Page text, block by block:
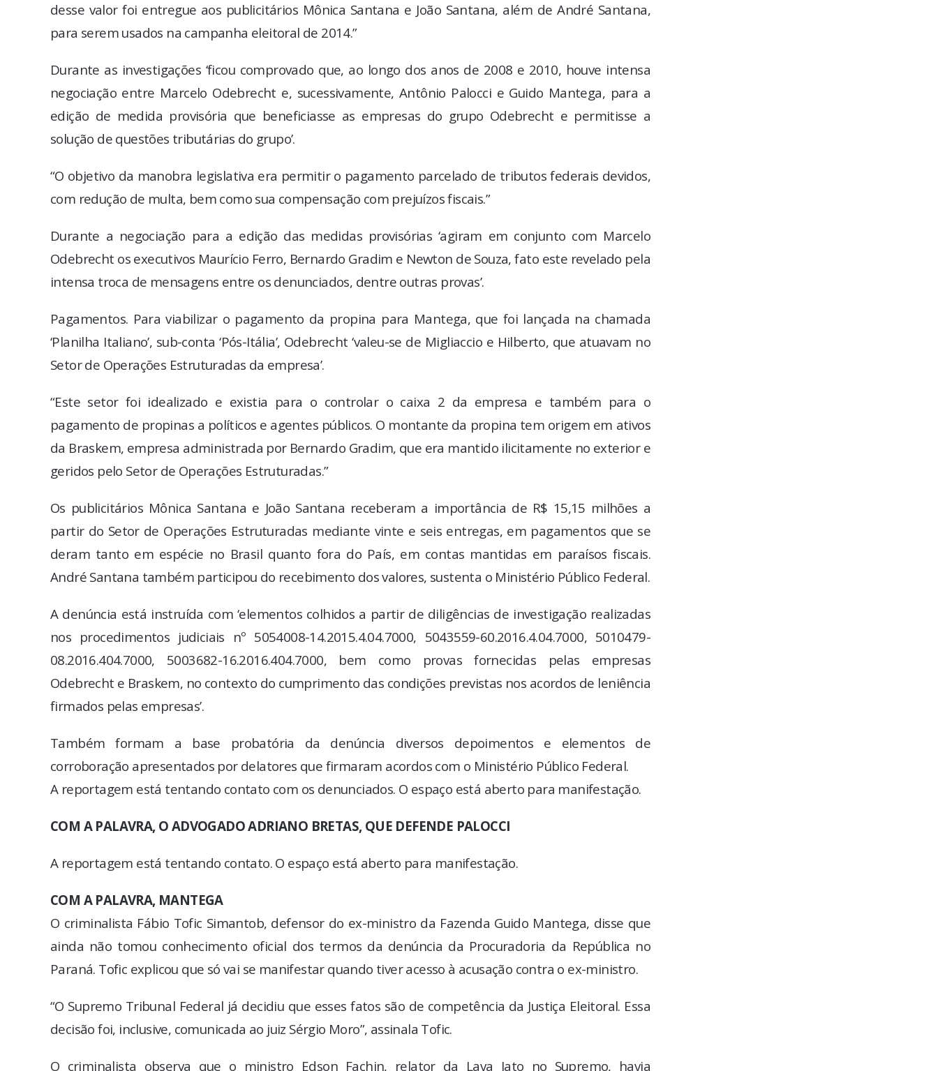
desse valor foi entregue aos publicitários Mônica Santana e João Santana, além de André Santana,
para serem usados na campanha eleitoral de 2014.”
Durante as investigações ‘ficou comprovado que, ao longo dos anos de 2008 e 2010, houve intensa
negociação entre Marcelo Odebrecht e, sucessivamente, Antônio Palocci e Guido Mantega, para a
edição de medida provisória que beneficiasse as empresas do grupo Odebrecht e permitisse a
solução de questões tributárias do grupo’.
“O objetivo da manobra legislativa era permitir o pagamento parcelado de tributos federais devidos,
com redução de multa, bem como sua compensação com prejuízos fiscais.”
Durante a negociação para a edição das medidas provisórias ‘agiram em conjunto com Marcelo
Odebrecht os executivos Maurício Ferro, Bernardo Gradim e Newton de Souza, fato este revelado pela
intensa troca de mensagens entre os denunciados, dentre outras provas’.
Pagamentos. Para viabilizar o pagamento da propina para Mantega, que foi lançada na chamada
‘Planilha Italiano’, sub-conta ‘Pós-Itália’, Odebrecht ‘valeu-se de Migliaccio e Hilberto, que atuavam no
Setor de Operações Estruturadas da empresa’.
“Este setor foi idealizado e existia para o controlar o caixa 2 da empresa e também para o
pagamento de propinas a políticos e agentes públicos. O montante da propina tem origem em ativos
da Braskem, empresa administrada por Bernardo Gradim, que era mantido ilicitamente no exterior e
geridos pelo Setor de Operações Estruturadas.”
Os publicitários Mônica Santana e João Santana receberam a importância de R$ 15,15 milhões a
partir do Setor de Operações Estruturadas mediante vinte e seis entregas, em pagamentos que se
deram tanto em espécie no Brasil quanto fora do País, em contas mantidas em paraísos fiscais.
André Santana também participou do recebimento dos valores, sustenta o Ministério Público Federal.
A denúncia está instruída com ‘elementos colhidos a partir de diligências de investigação realizadas
nos procedimentos judiciais nº 5054008-14.2015.4.04.7000, 5043559-60.2016.4.04.7000, 5010479-
08.2016.404.7000, 5003682-16.2016.404.7000, bem como provas fornecidas pelas empresas
Odebrecht e Braskem, no contexto do cumprimento das condições previstas nos acordos de leniência
firmados pelas empresas’.
Também formam a base probatória da denúncia diversos depoimentos e elementos de
corroboração apresentados por delatores que firmaram acordos com o Ministério Público Federal.
A reportagem está tentando contato com os denunciados. O espaço está aberto para manifestação.
COM A PALAVRA, O ADVOGADO ADRIANO BRETAS, QUE DEFENDE PALOCCI
A reportagem está tentando contato. O espaço está aberto para manifestação.
COM A PALAVRA, MANTEGA
O criminalista Fábio Tofic Simantob, defensor do ex-ministro da Fazenda Guido Mantega, disse que
ainda não tomou conhecimento oficial dos termos da denúncia da Procuradoria da República no
Paraná. Tofic explicou que só vai se manifestar quando tiver acesso à acusação contra o ex-ministro.
“O Supremo Tribunal Federal já decidiu que esses fatos são de competência da Justiça Eleitoral. Essa
decisão foi, inclusive, comunicada ao juiz Sérgio Moro”, assinala Tofic.
O criminalista observa que o ministro Edson Fachin, relator da Lava Jato no Supremo, havia